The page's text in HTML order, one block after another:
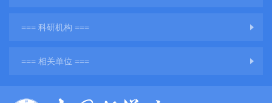
=== 科研机构 ===
=== 相关单位 ===